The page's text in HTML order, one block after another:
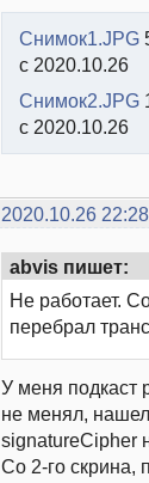
Снимок1.JPG
с 2020.10.26
Снимок2.JPG
с 2020.10.26
2020.10.26
abvis пишет:
Не работает.
перебрал
У меня подкаст
не менял,
signatureCipher
Со 2-го скрина,